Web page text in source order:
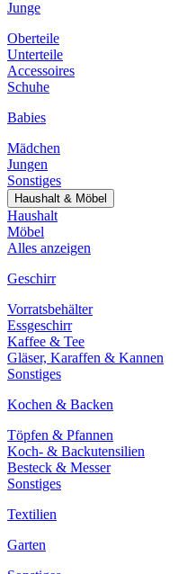
Junge
Oberteile
Unterteile
Accessoires
Schuhe
Babies
Mädchen
Jungen
Sonstiges
Haushalt & Möbel
Haushalt
Möbel
Alles anzeigen
Geschirr
Vorratsbehälter
Essgeschirr
Kaffee & Tee
Gläser, Karaffen & Kannen
Sonstiges
Kochen & Backen
Töpfen & Pfannen
Koch- & Backutensilien
Besteck & Messer
Sonstiges
Textilien
Garten